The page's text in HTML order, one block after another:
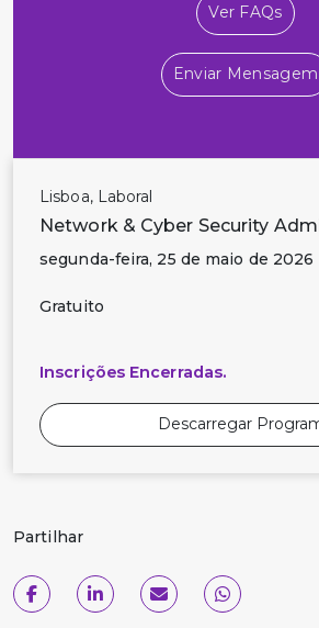
Ver FAQs
Enviar Mensagem
Lisboa, Laboral
Network & Cyber Security
segunda-feira, 25 de maio de 2026
Gratuito
Inscrições Encerradas.
Descarregar
Partilhar